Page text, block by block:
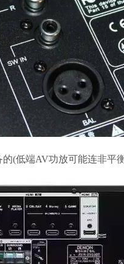
(低端AV功放可能连非平